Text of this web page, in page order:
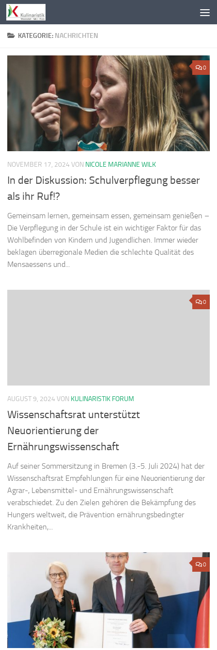
Zum Inhalt springen
KATEGORIE: NACHRICHTEN
0
NOVEMBER 17, 2024 VON NICOLE MARIANNE WILK
In der Diskussion: Schulverpflegung besser
als ihr Ruf!?
Gemeinsam lernen, gemeinsam essen, gemeinsam genießen –
Die Verpflegung in der Schule ist ein wichtiger Faktor für das
Wohlbefinden von Kindern und Jugendlichen. Immer wieder
beklagen überregionale Medien die schlechte Qualität des
Mensaessens und...
0
AUGUST 9, 2024 VON KULINARISTIK FORUM
Wissenschaftsrat unterstützt
Neuorientierung der
Ernährungswissenschaft
Auf seiner Sommersitzung in Bremen (3.-5. Juli 2024) hat der
Wissenschaftsrat Empfehlungen für eine Neuorientierung der
Agrar-, Lebensmittel- und Ernährungswissenschaft
verabschiedet. Zu den Zielen gehören die Bekämpfung des
Hungers weltweit, die Prävention ernährungsbedingter
Krankheiten,...
0